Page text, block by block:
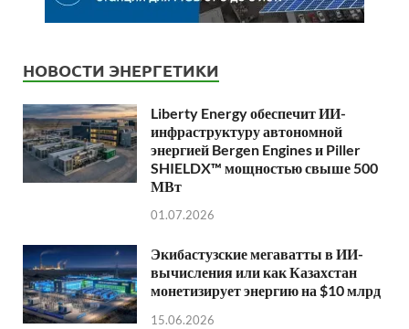
НОВОСТИ ЭНЕРГЕТИКИ
Liberty Energy обеспечит ИИ-
инфраструктуру автономной
энергией Bergen Engines и Piller
SHIELDX™ мощностью свыше 500
МВт
01.07.2026
Экибастузские мегаватты в ИИ-
вычисления или как Казахстан
монетизирует энергию на $10 млрд
15.06.2026